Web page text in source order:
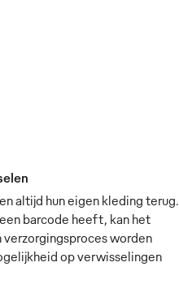
altijd hun eigen kleding terug.
barcode heeft, kan het
worden
op verwisselingen